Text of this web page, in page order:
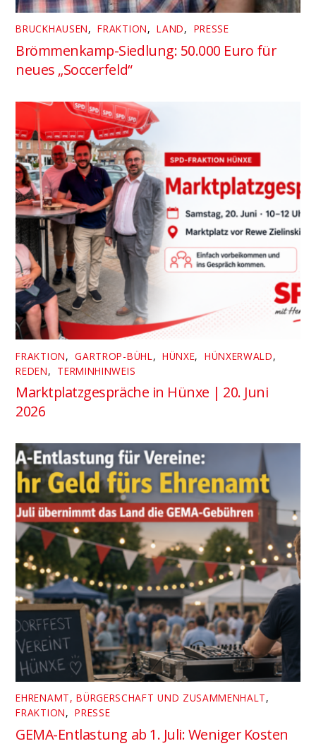
BRUCKHAUSEN, FRAKTION, LAND, PRESSE
Brömmenkamp-Siedlung: 50.000 Euro für
neues „Soccerfeld“
FRAKTION, GARTROP-BÜHL, HÜNXE, HÜNXERWALD,
REDEN, TERMINHINWEIS
Marktplatzgespräche in Hünxe | 20. Juni
2026
EHRENAMT, BÜRGERSCHAFT UND ZUSAMMENHALT,
FRAKTION, PRESSE
GEMA-Entlastung ab 1. Juli: Weniger Kosten